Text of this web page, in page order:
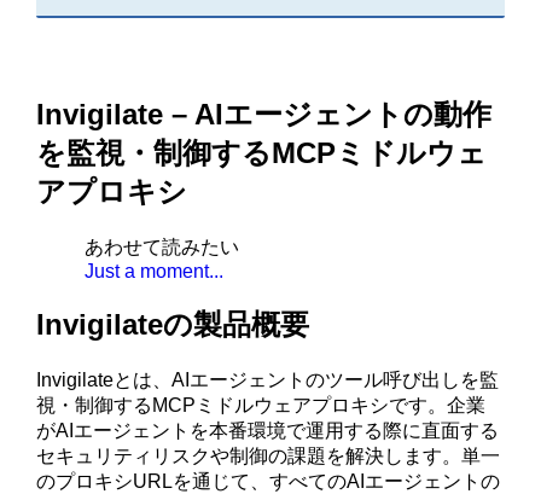
Invigilate – AIエージェントの動作
を監視・制御するMCPミドルウェ
アプロキシ
あわせて読みたい
Just a moment...
Invigilateの製品概要
Invigilateとは、AIエージェントのツール呼び出しを監
視・制御するMCPミドルウェアプロキシです。企業
がAIエージェントを本番環境で運用する際に直面する
セキュリティリスクや制御の課題を解決します。単一
のプロキシURLを通じて、すべてのAIエージェントの